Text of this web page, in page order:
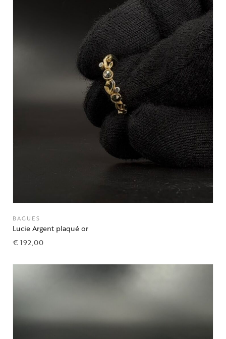
BAGUES
Lucie Argent plaqué or
€192,00